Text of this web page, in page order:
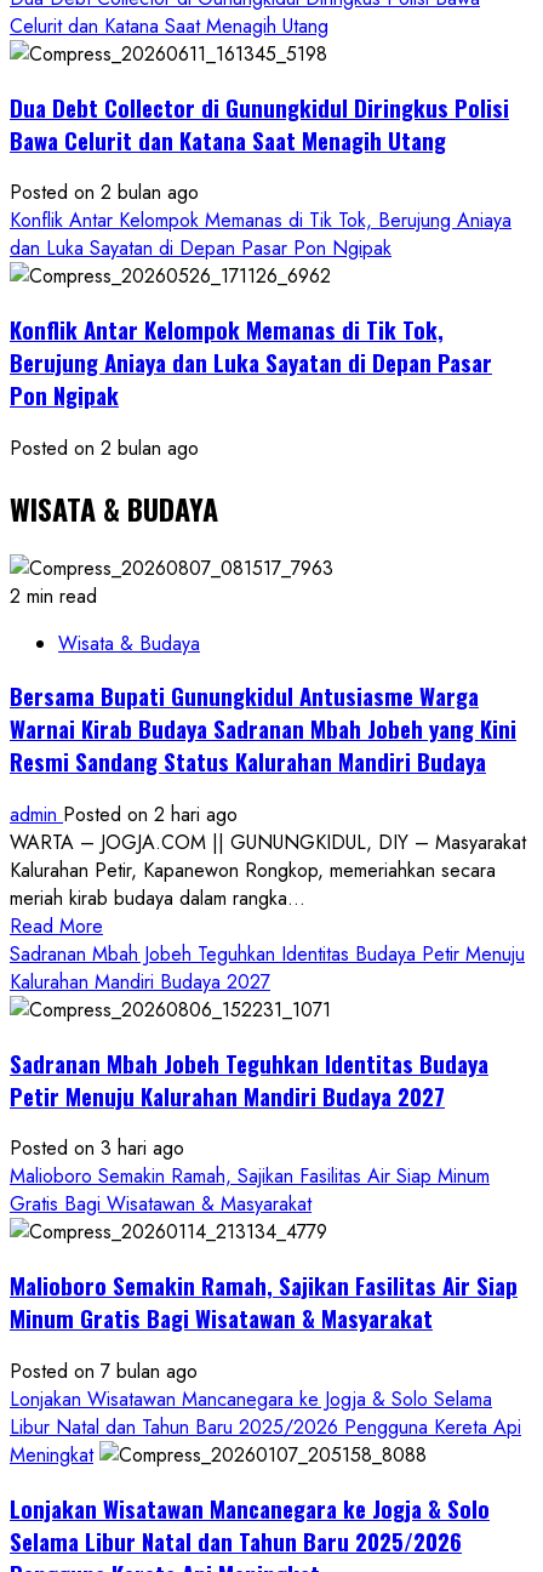
Celurit dan Katana Saat Menagih Utang
Dua Debt Collector di Gunungkidul Diringkus Polisi
Bawa Celurit dan Katana Saat Menagih Utang
Posted on 2 bulan ago
Konflik Antar Kelompok Memanas di Tik Tok, Berujung Aniaya
dan Luka Sayatan di Depan Pasar Pon Ngipak
Konflik Antar Kelompok Memanas di Tik Tok,
Berujung Aniaya dan Luka Sayatan di Depan Pasar
Pon Ngipak
Posted on 2 bulan ago
WISATA & BUDAYA
2 min read
Wisata & Budaya
Bersama Bupati Gunungkidul Antusiasme Warga
Warnai Kirab Budaya Sadranan Mbah Jobeh yang Kini
Resmi Sandang Status Kalurahan Mandiri Budaya
admin Posted on 2 hari ago
WARTA – JOGJA.COM || GUNUNGKIDUL, DIY – Masyarakat
Kalurahan Petir, Kapanewon Rongkop, memeriahkan secara
meriah kirab budaya dalam rangka...
Read More
more
about
Bersama
Gunungkidul
Antusiasme
Warnai
Kirab
Budaya
Sadranan
Jobeh
yang
Resmi
Sandang
Status
Kalurahan
Budaya
Sadranan Mbah Jobeh Teguhkan Identitas Budaya Petir Menuju
Kalurahan Mandiri Budaya 2027
Sadranan Mbah Jobeh Teguhkan Identitas Budaya
Petir Menuju Kalurahan Mandiri Budaya 2027
Posted on 3 hari ago
Malioboro Semakin Ramah, Sajikan Fasilitas Air Siap Minum
Gratis Bagi Wisatawan & Masyarakat
Malioboro Semakin Ramah, Sajikan Fasilitas Air Siap
Minum Gratis Bagi Wisatawan & Masyarakat
Posted on 7 bulan ago
Lonjakan Wisatawan Mancanegara ke Jogja & Solo Selama
Libur Natal dan Tahun Baru 2025/2026 Pengguna Kereta Api
Meningkat
Lonjakan Wisatawan Mancanegara ke Jogja & Solo
Selama Libur Natal dan Tahun Baru 2025/2026